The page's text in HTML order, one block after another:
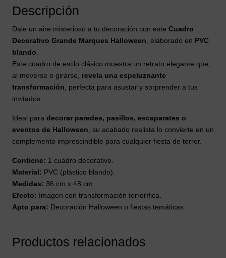
Descripción
Dale un aire misterioso a tu decoración con este Cuadro
Decorativo Grande Marques Halloween , elaborado en PVC
blando
Este cuadro de estilo clásico muestra un retrato elegante que,
al moverse o girarse, revela una espeluznante
transformación , perfecta para asustar y sorprender a tus
invitados.
Ideal para decorar paredes, pasillos, escaparates o
eventos de Halloween , su acabado realista lo convierte en un
complemento imprescindible para cualquier fiesta de terror.
Contiene: 1 cuadro decorativo.
Material: PVC (plástico blando).
Medidas: 36 cm x 48 cm.
Efecto: Imagen con transformación terrorífica.
Apto para: Decoración Halloween o fiestas temáticas.
Productos relacionados